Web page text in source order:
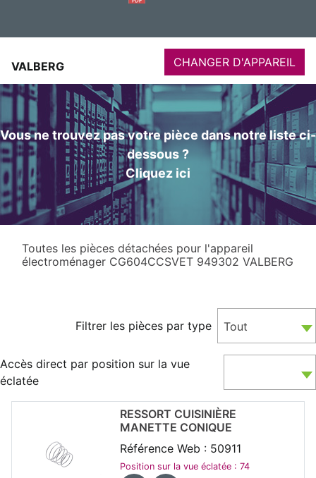
VALBERG CHANGER D'APPAREIL
Vous ne trouvez pas votre pièce dans notre liste ci-
dessous ?
Cliquez ici
Toutes les pièces détachées pour l'appareil
électroménager CG604CCSVET 949302 VALBERG
Filtrer les pièces par type Tout
Accès direct par position sur la vue
éclatée
RESSORT CUISINIÈRE
MANETTE CONIQUE
Référence Web : 50911
Position sur la vue éclatée : 74